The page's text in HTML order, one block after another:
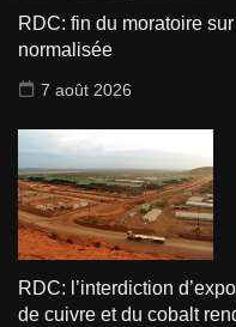
RDC: fin du moratoire
normalisée
7 août 2026
RDC: l’interdiction
de cuivre et du cobalt